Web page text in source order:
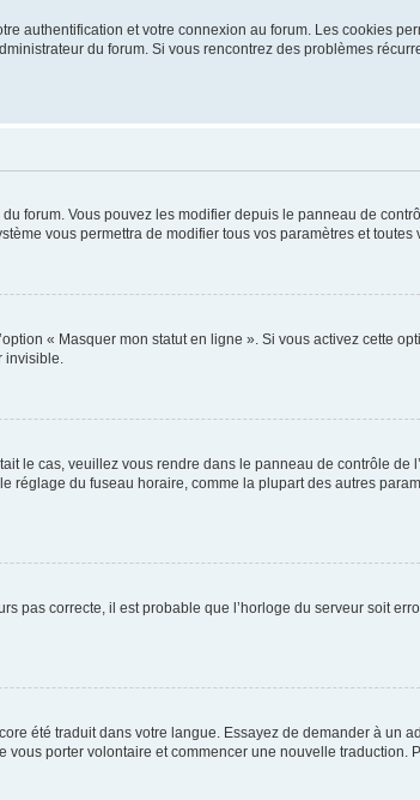
authentification et votre connexion au forum. Les cookies
du forum. Si vous rencontrez des problèmes
forum. Vous pouvez les modifier depuis le panneau de
vous permettra de modifier tous vos paramètres et toutes
« Masquer mon statut en ligne ». Si vous activez cette
le cas, veuillez vous rendre dans le panneau de contrôle de
du fuseau horaire, comme la plupart des autres
pas correcte, il est probable que l’horloge du serveur soit
été traduit dans votre langue. Essayez de demander à un
porter volontaire et commencer une nouvelle traduction.